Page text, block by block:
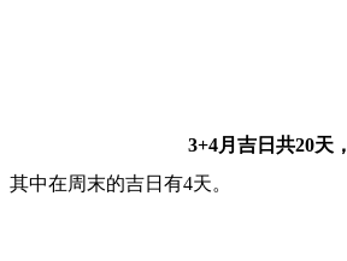
3+4月吉日共20天，
其中在周末的吉日有4天。